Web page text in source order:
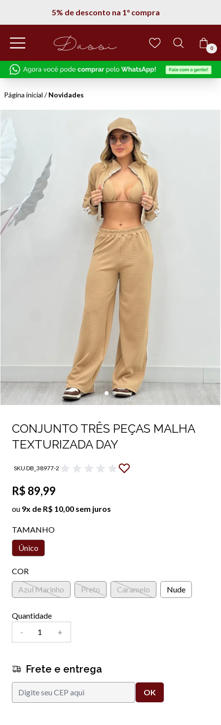
5% de desconto na 1° compra
0
Página inicial /Novidades
CONJUNTO TRÊS PEÇAS MALHA
TEXTURIZADA DAY
SKU DB_38977-2
R$ 89,99
ou 9x de R$ 10,00 sem juros
TAMANHO
Único
COR
Azul Marinho
Preto Caramelo Nude
Quantidade
-
+
Frete e entrega